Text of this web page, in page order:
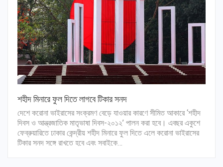
শহীদ মিনারে ফুল দিতে লাগবে টিকার সনদ
দেশে করোনা ভাইরাসের সংক্রমণ বেড়ে যাওয়ার কারণে সীমিত আকারে ‘শহীদ
দিবস ও আন্ত্রজাতিক মাতৃভাষা দিবস-২০১২’ পালন করা হবে। এবছর একুশে
ফেব্রুয়ারিতে ঢাকার কেন্দ্রীয় শহীদ মিনারে ফুল দিতে এলে করোনা ভাইরাসের
টিকার সনদ সঙ্গে রাখতে হবে এবং সবাইকে…